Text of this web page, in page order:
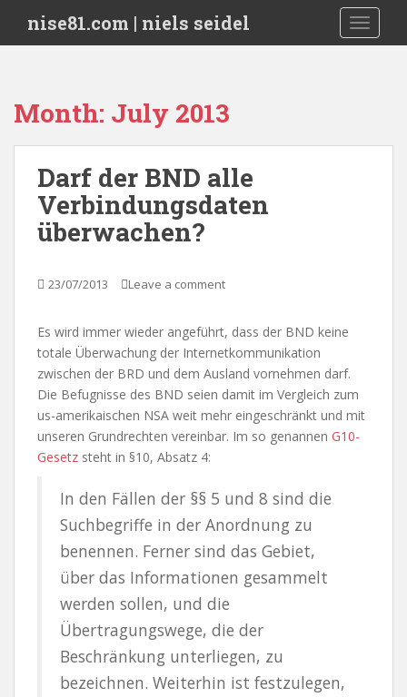
i
nise81.com | niels seidel
Month: July 2013
Darf der BND alle
Verbindungsdaten
überwachen?
23/07/2013 Leave a comment
Es wird immer wieder angeführt, dass der BND keine
totale Überwachung der Internetkommunikation
zwischen der BRD und dem Ausland vornehmen darf.
Die Befugnisse des BND seien damit im Vergleich zum
us-amerikaischen NSA weit mehr eingeschränkt und mit
unseren Grundrechten vereinbar. Im so genannen G10-
Gesetz steht in §10, Absatz 4:
In den Fällen der §§ 5 und 8 sind die
Suchbegriffe in der Anordnung zu
benennen. Ferner sind das Gebiet,
über das Informationen gesammelt
werden sollen, und die
Übertragungswege, die der
Beschränkung unterliegen, zu
bezeichnen. Weiterhin ist festzulegen,